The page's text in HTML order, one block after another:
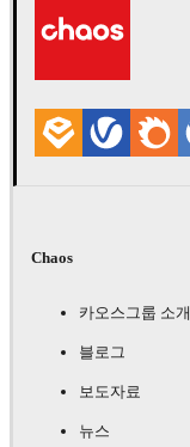
Chaos
카오스그룹 소개
블로그
보도자료
뉴스